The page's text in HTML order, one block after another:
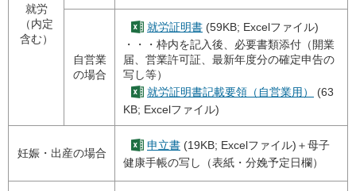
就労
（内定
含む）
自営業
の場合
就労証明書 (59KB; Excelファイル)
・・・枠内を記入後、必要書類添付（開業
届、営業許可証、最新年度分の確定申告の
写し等）
就労証明書記載要領（自営業用）
(63
KB; Excelファイル)
妊娠・出産の場合
申立書 (19KB; Excelファイル)＋母子
健康手帳の写し（表紙・分娩予定日欄）